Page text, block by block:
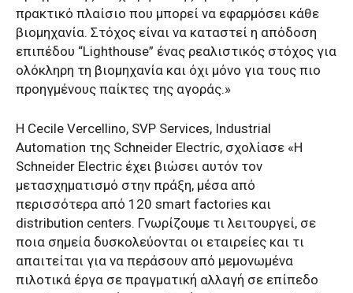
πρακτικό πλαίσιο που μπορεί να εφαρμόσει κάθε
βιομηχανία. Στόχος είναι να καταστεί η απόδοση
επιπέδου “Lighthouse” ένας ρεαλιστικός στόχος για
ολόκληρη τη βιομηχανία και όχι μόνο για τους πιο
προηγμένους παίκτες της αγοράς.»
Η Cecile Vercellino, SVP Services, Industrial
Automation της Schneider Electric, σχολίασε «Η
Schneider Electric έχει βιώσει αυτόν τον
μετασχηματισμό στην πράξη, μέσα από
περισσότερα από 120 smart factories και
distribution centers. Γνωρίζουμε τι λειτουργεί, σε
ποια σημεία δυσκολεύονται οι εταιρείες και τι
απαιτείται για να περάσουν από μεμονωμένα
πιλοτικά έργα σε πραγματική αλλαγή σε επίπεδο